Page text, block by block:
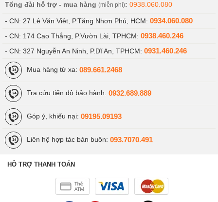
Tổng đài hỗ trợ - mua hàng (miễn phí): 0938.060.080
- CN: 27 Lê Văn Việt, P.Tăng Nhơn Phú, HCM: 0934.060.080
- CN: 174 Cao Thắng, P.Vườn Lài, TPHCM: 0938.460.246
- CN: 327 Nguyễn An Ninh, P.Dĩ An, TPHCM: 0931.460.246
Mua hàng từ xa: 089.661.2468
Tra cứu tiến độ bảo hành: 0932.689.889
Góp ý, khiếu nại: 09195.09193
Liên hệ hợp tác bán buôn: 093.7070.491
HỖ TRỢ THANH TOÁN